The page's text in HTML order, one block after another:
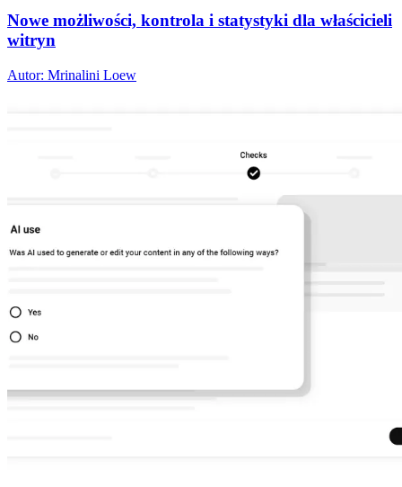
Nowe możliwości, kontrola i statystyki dla właścicieli
witryn
Autor: Mrinalini Loew